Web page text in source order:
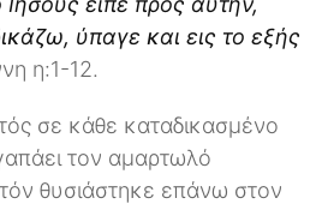
ύπαγε και εις το εξής
η:1-12.
σε κάθε καταδικασμένο
τον αμαρτωλό
θυσιάστηκε επάνω στον